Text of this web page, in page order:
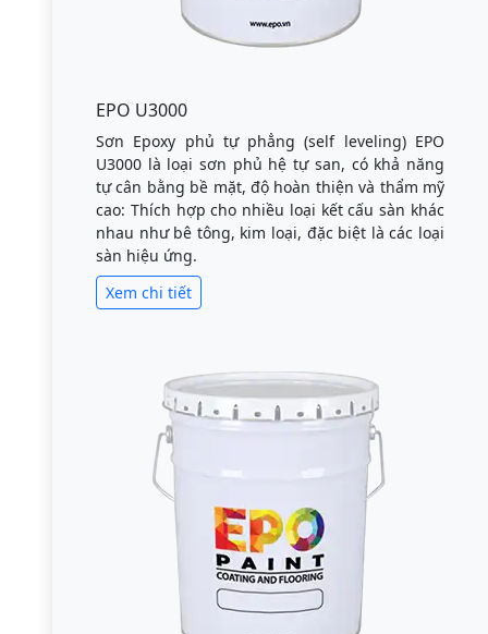
EPO U3000
Sơn Epoxy phủ tự phẳng (self leveling) EPO
U3000 là loại sơn phủ hệ tự san, có khả năng
tự cân bằng bề mặt, độ hoàn thiện và thẩm mỹ
cao: Thích hợp cho nhiều loại kết cấu sàn khác
nhau như bê tông, kim loại, đặc biệt là các loại
sàn hiệu ứng.
Xem chi tiết